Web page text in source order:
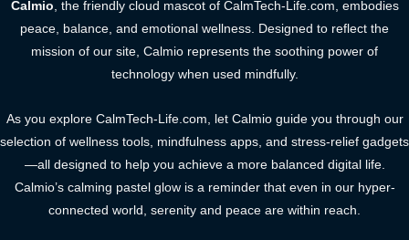
Calmio, the friendly cloud mascot of CalmTech-Life.com, embodies
peace, balance, and emotional wellness. Designed to reflect the
mission of our site, Calmio represents the soothing power of
technology when used mindfully.
As you explore CalmTech-Life.com, let Calmio guide you through our
selection of wellness tools, mindfulness apps, and stress-relief gadgets
—all designed to help you achieve a more balanced digital life.
Calmio’s calming pastel glow is a reminder that even in our hyper-
connected world, serenity and peace are within reach.